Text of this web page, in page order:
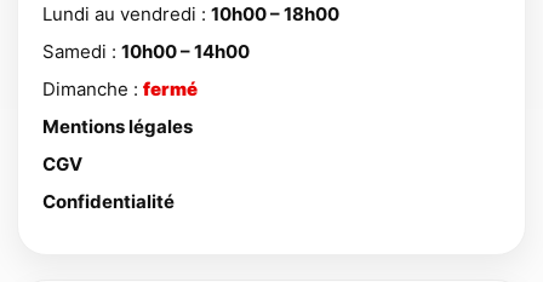
Lundi au vendredi : 10h00 – 18h00
Samedi : 10h00 – 14h00
Dimanche : fermé
Mentions légales
CGV
Confidentialité